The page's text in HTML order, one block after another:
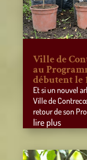
Ville de
au
débutent le
Et si un nouvel
Ville de
retour de son
lire plus